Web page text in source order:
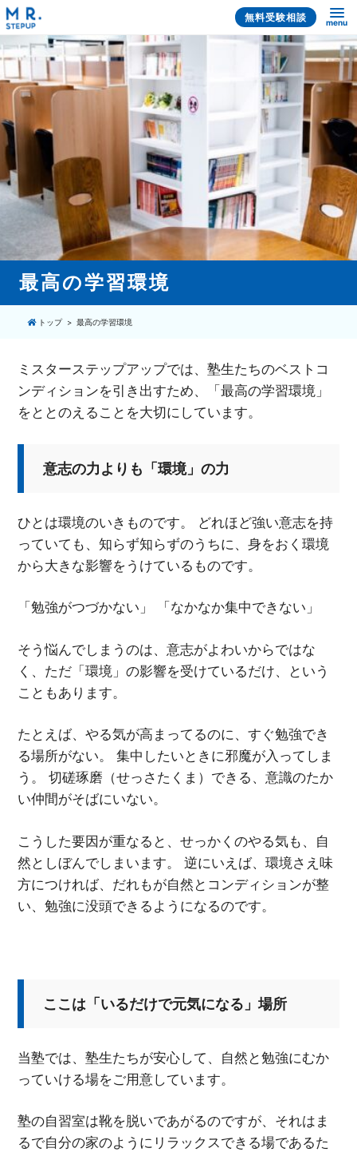
無料受験相談 menu
最高の学習環境
トップ 最高の学習環境
ミスターステップアップでは、塾生たちのベストコ
ンディションを引き出すため、「最高の学習環境」
をととのえることを大切にしています。
意志の力よりも「環境」の力
ひとは環境のいきものです。 どれほど強い意志を持
っていても、知らず知らずのうちに、身をおく環境
から大きな影響をうけているものです。
「勉強がつづかない」 「なかなか集中できない」
そう悩んでしまうのは、意志がよわいからではな
く、ただ「環境」の影響を受けているだけ、という
こともあります。
たとえば、やる気が高まってるのに、すぐ勉強でき
る場所がない。 集中したいときに邪魔が入ってしま
う。 切磋琢磨（せっさたくま）できる、意識のたか
い仲間がそばにいない。
こうした要因が重なると、せっかくのやる気も、自
然としぼんでしまいます。 逆にいえば、環境さえ味
方につければ、だれもが自然とコンディションが整
い、勉強に没頭できるようになるのです。
ここは「いるだけで元気になる」場所
当塾では、塾生たちが安心して、自然と勉強にむか
っていける場をご用意しています。
塾の自習室は靴を脱いであがるのですが、それはま
るで自分の家のようにリラックスできる場であるた